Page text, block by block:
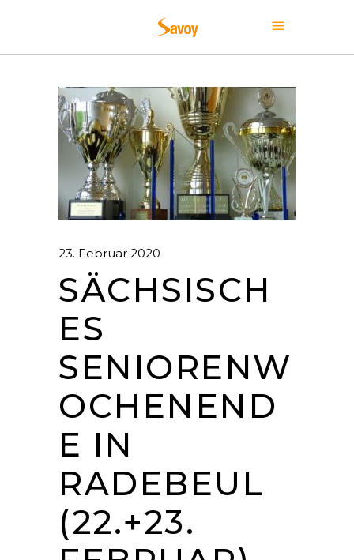
23. Februar 2020
SÄCHSISCH
ES
SENIORENW
OCHENEND
E IN
RADEBEUL
(22.+23.